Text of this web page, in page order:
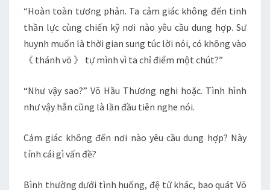
“Hoàn toàn tương phản. Ta cảm giác không đến tinh
thần lực cùng chiến kỹ nơi nào yêu cầu dung hợp. Sư
huynh muốn là thời gian sung túc lời nói, có không vào
《 thánh võ 》 tự mình vì ta chỉ điểm một chút?”
“Như vậy sao?” Võ Hầu Thương nghi hoặc. Tình hình
như vậy hắn cũng là lần đầu tiên nghe nói.
Cảm giác không đến nơi nào yêu cầu dung hợp? Này
tính cái gì vấn đề?
Bình thường dưới tình huống, đệ tử khác, bao quát Võ